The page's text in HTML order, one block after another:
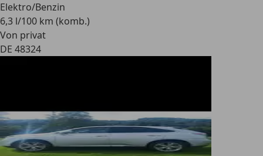
Elektro/Benzin
6,3 l/100 km (komb.)
Von privat
DE 48324